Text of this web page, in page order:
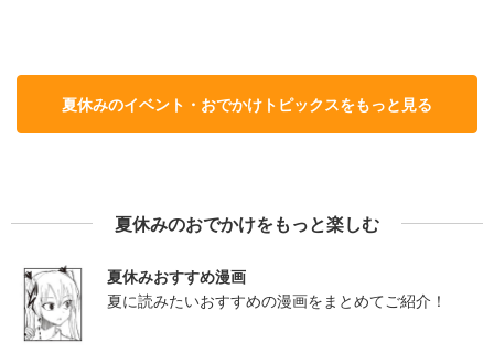
夏休みのイベント・おでかけトピックスをもっと見る
夏休みのおでかけをもっと楽しむ
夏休みおすすめ漫画
夏に読みたいおすすめの漫画をまとめてご紹介！